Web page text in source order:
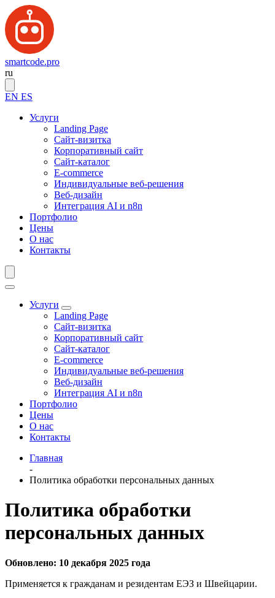
smartcode.pro
ru
EN ES
Услуги
Landing Page
Сайт-визитка
Корпоративный сайт
Сайт-каталог
E-commerce
Индивидуальные веб-решения
Веб-дизайн
Интеграция AI и n8n
Портфолио
Цены
О нас
Контакты
Услуги
Landing Page
Сайт-визитка
Корпоративный сайт
Сайт-каталог
E-commerce
Индивидуальные веб-решения
Веб-дизайн
Интеграция AI и n8n
Портфолио
Цены
О нас
Контакты
Главная
-
Политика обработки персональных данных
Политика обработки
персональных данных
Обновлено: 10 декабря 2025 года
Применяется к гражданам и резидентам ЕЭЗ и Швейцарии.